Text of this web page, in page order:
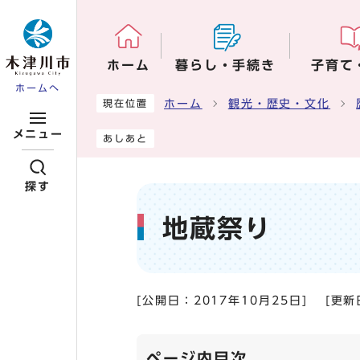
ホームへ
メニュー
探す
ホーム 暮らし・手続き 子育て
ここから本文です
現在位置 ホーム 観光・歴史・文化
あしあと
地蔵祭り
[公開日： 2017年10月25日 [更